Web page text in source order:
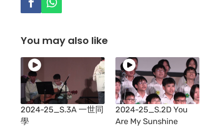
You may also like
2024-25_S.3A 一世同
學
2024-25_S.2D You
Are My Sunshine